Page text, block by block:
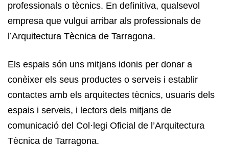
professionals o tècnics. En definitiva, qualsevol
empresa que vulgui arribar als professionals de
l’Arquitectura Tècnica de Tarragona.
Els espais són uns mitjans idonis per donar a
conèixer els seus productes o serveis i establir
contactes amb els arquitectes tècnics, usuaris dels
espais i serveis, i lectors dels mitjans de
comunicació del Col·legi Oficial de l’Arquitectura
Tècnica de Tarragona.